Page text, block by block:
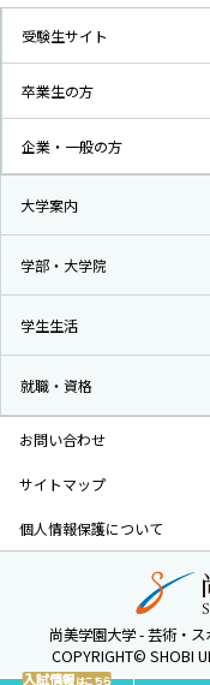
入試情報はこちら
受験生サイト
卒業生の方
企業・一般の方
大学案内
学部・大学院
学生生活
就職・資格
お問い合わせ
サイトマップ
個人情報保護について
尚美学園大学 - 芸術・
COPYRIGHT© SHOBI